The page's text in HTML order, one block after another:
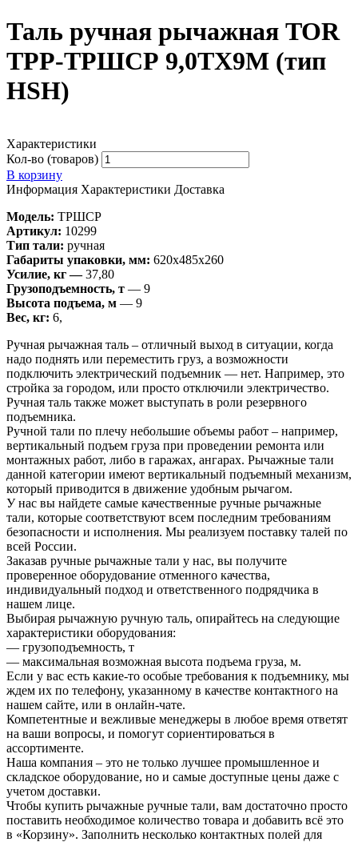
Таль ручная рычажная TOR
ТРР-ТРШСР 9,0ТХ9М (тип
HSH)
Характеристики
Кол-во (товаров)
В корзину
Информация Характеристики Доставка
Модель: ТРШСР
Артикул: 10299
Тип тали: ручная
Габариты упаковки, мм: 620х485х260
Усилие, кг —37,80
Грузоподъемность, т — 9
Высота подъема, м — 9
Вес, кг: 6,
Ручная рычажная таль – отличный выход в ситуации, когда
надо поднять или переместить груз, а возможности
подключить электрический подъемник — нет. Например, это
стройка за городом, или просто отключили электричество.
Ручная таль также может выступать в роли резервного
подъемника.
Ручной тали по плечу небольшие объемы работ – например,
вертикальный подъем груза при проведении ремонта или
монтажных работ, либо в гаражах, ангарах. Рычажные тали
данной категории имеют вертикальный подъемный механизм,
который приводится в движение удобным рычагом.
У нас вы найдете самые качественные ручные рычажные
тали, которые соответствуют всем последним требованиям
безопасности и исполнения. Мы реализуем поставку талей по
всей России.
Заказав ручные рычажные тали у нас, вы получите
проверенное оборудование отменного качества,
индивидуальный подход и ответственного подрядчика в
нашем лице.
Выбирая рычажную ручную таль, опирайтесь на следующие
характеристики оборудования:
— грузоподъемность, т
— максимальная возможная высота подъема груза, м.
Если у вас есть какие-то особые требования к подъемнику, мы
ждем их по телефону, указанному в качестве контактного на
нашем сайте, или в онлайн-чате.
Компетентные и вежливые менеджеры в любое время ответят
на ваши вопросы, и помогут сориентироваться в
ассортименте.
Наша компания – это не только лучшее промышленное и
складское оборудование, но и самые доступные цены даже с
учетом доставки.
Чтобы купить рычажные ручные тали, вам достаточно просто
поставить необходимое количество товара и добавить всё это
в «Корзину». Заполнить несколько контактных полей для